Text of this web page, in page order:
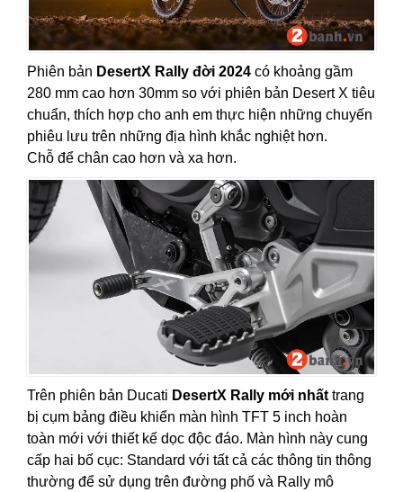
Phiên bản DesertX Rally đời 2024 có khoảng gầm
280 mm cao hơn 30mm so với phiên bản Desert X tiêu
chuẩn, thích hợp cho anh em thực hiện những chuyến
phiêu lưu trên những địa hình khắc nghiệt hơn.
Chỗ để chân cao hơn và xa hơn.
Trên phiên bản Ducati DesertX Rally mới nhất trang
bị cụm bảng điều khiển màn hình TFT 5 inch hoàn
toàn mới với thiết kế dọc độc đáo. Màn hình này cung
cấp hai bố cục: Standard với tất cả các thông tin thông
thường để sử dụng trên đường phố và Rally mô